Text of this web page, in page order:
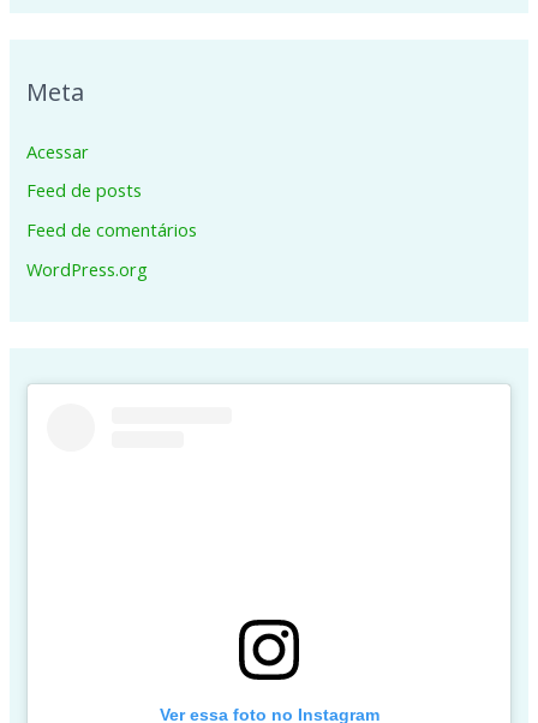
Meta
Acessar
Feed de posts
Feed de comentários
WordPress.org
Ver essa foto no Instagram